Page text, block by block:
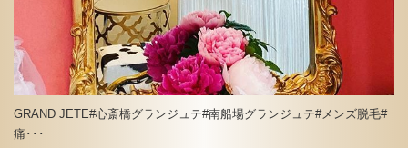
GRAND JETE#心斎橋グランジュテ#南船場グランジュテ#メンズ脱毛#
痛･･･